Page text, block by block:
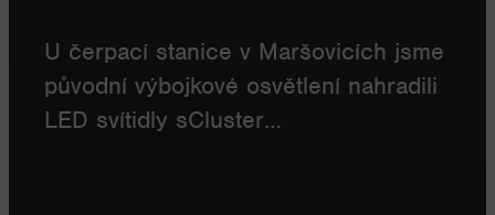
U čerpací stanice v Maršovicích jsme
původní výbojkové osvětlení nahradili
LED svítidly sCluster…